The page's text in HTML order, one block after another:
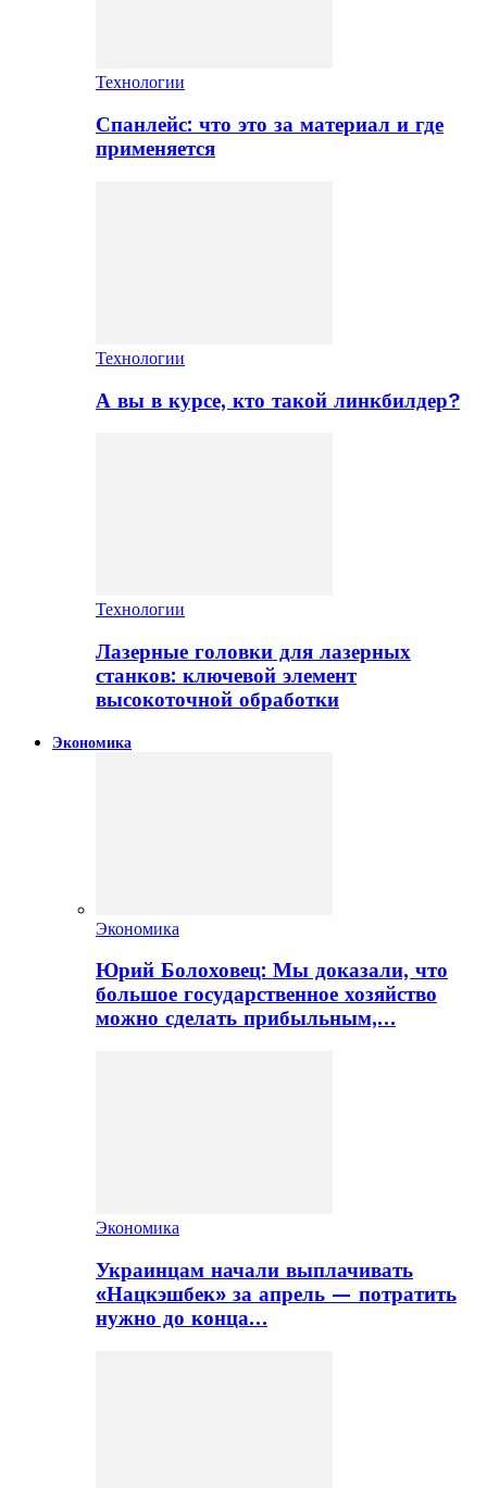
Технологии
Спанлейс: что это за материал и где
применяется
Технологии
А вы в курсе, кто такой линкбилдер?
Технологии
Лазерные головки для лазерных
станков: ключевой элемент
высокоточной обработки
Экономика
Экономика
Юрий Болоховец: Мы доказали, что
большое государственное хозяйство
можно сделать прибыльным,…
Экономика
Украинцам начали выплачивать
«Нацкэшбек» за апрель — потратить
нужно до конца…